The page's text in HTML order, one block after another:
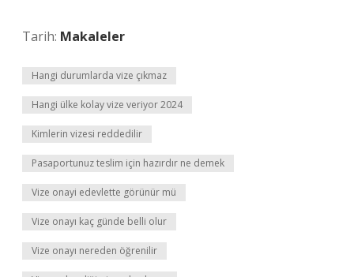
Tarih: Makaleler
Hangi durumlarda vize çıkmaz
Hangi ülke kolay vize veriyor 2024
Kimlerin vizesi reddedilir
Pasaportunuz teslim için hazırdır ne demek
Vize onayi edevlette görünür mü
Vize onayı kaç günde belli olur
Vize onayı nereden öğrenilir